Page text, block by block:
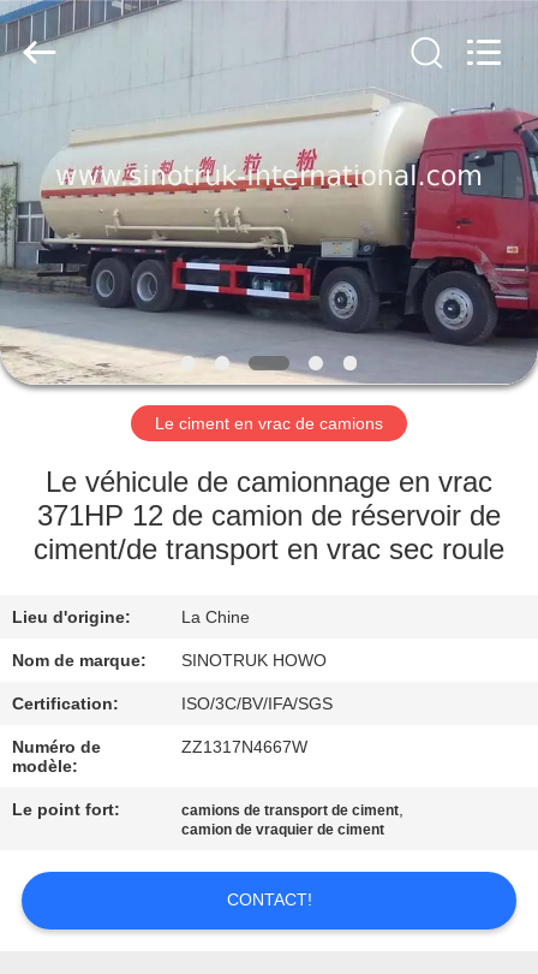
LA
MAISON
PRODUITS
À
PROPOS
NOUS
VISITE
L'USINE
CONTRÔLE
DE
QUALITÉ
NOUS
CONTACTER
SINOTRUK
INTERNATIONAL
CO.,
LTD..
Le ciment en vrac de camions
Le véhicule de camionnage en vrac
371HP 12 de camion de réservoir de
ciment/de transport en vrac sec roule
Lieu d'origine: La Chine
Nom de marque: SINOTRUK HOWO
Certification: ISO/3C/BV/IFA/SGS
Numéro de
modèle:
ZZ1317N4667W
Le point fort: camions de transport de ciment,
camion de vraquier de ciment
CONTACT!